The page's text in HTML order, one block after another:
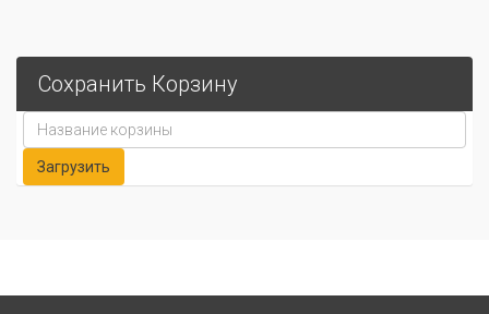
Сохранить Корзину